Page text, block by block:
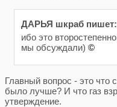
ДАРЬЯ шкраб пишет:
ибо это
мы обсуждали) ©
Главный вопрос - это что
было лучше? И что газ
утверждение.